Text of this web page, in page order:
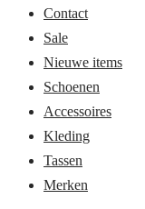
Contact
Sale
Nieuwe items
Schoenen
Accessoires
Kleding
Tassen
Merken